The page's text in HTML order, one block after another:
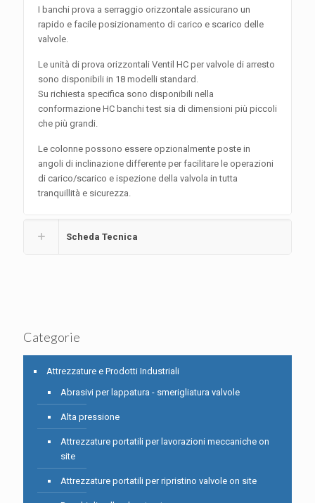
I banchi prova a serraggio orizzontale assicurano un
rapido e facile posizionamento di carico e scarico delle
valvole.
Le unità di prova orizzontali Ventil HC per valvole di arresto
sono disponibili in 18 modelli standard.
Su richiesta specifica sono disponibili nella
conformazione HC banchi test sia di dimensioni più piccoli
che più grandi.
Le colonne possono essere opzionalmente poste in
angoli di inclinazione differente per facilitare le operazioni
di carico/scarico e ispezione della valvola in tutta
tranquillità e sicurezza.
Scheda Tecnica
Categorie
Attrezzature e Prodotti Industriali
Abrasivi per lappatura - smerigliatura valvole
Alta pressione
Attrezzature portatili per lavorazioni meccaniche on
site
Attrezzature portatili per ripristino valvole on site